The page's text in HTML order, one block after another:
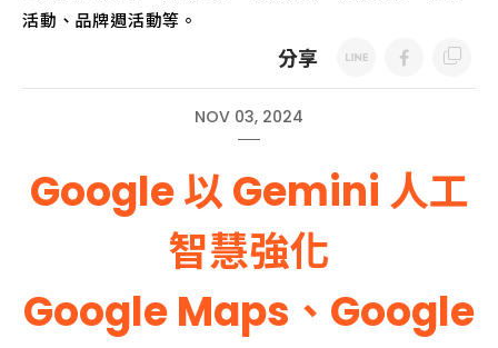
活動、品牌週活動等。
分享
NOV 03, 2024
Google 以 Gemini 人工
智慧強化
Google Maps、Google